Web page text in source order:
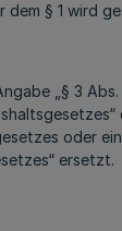
dem § 1 wird
„§ 3
oder
ersetzt.